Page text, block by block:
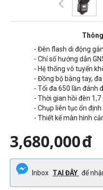
- Đèn flash di động
- Chỉ số hướng dẫn
- Hệ thống vô tuyến
- Đồng bộ bằng tay,
- Tối đa 650 lần đánh
- Thời gian hồi đèn 1,7
- Chụp liên tục ổn định
- Thiết kế màn hình
3,680,000đ
Inbox TẠI ĐÂY để